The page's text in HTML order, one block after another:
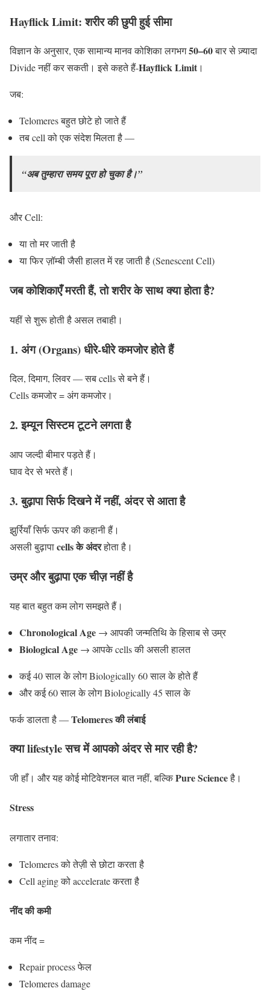
Hayflick Limit: शरीर की छुपी हुई सीमा
विज्ञान के अनुसार, एक सामान्य मानव कोशिका लगभग50–60बार से ज़्यादा
Divide नहीं कर सकती। इसे कहते हैं-Hayflick Limit ।
जब:
Telomeres बहुत छोटे हो जाते हैं
तब cell को एक संदेश मिलता है —
“अब तुम्हारा समय पूरा हो चुका है।”
और Cell:
या तो मर जाती है
या फिर ज़ॉम्बी जैसी हालत में रह जाती है (Senescent Cell)
जब कोशिकाएँ मरती हैं, तो शरीर के साथ क्या होता है?
यहीं से शुरू होती है असल तबाही।
1. अंग (Organs) धीरे-धीरे कमजोर होते हैं
दिल, दिमाग, लिवर — सब cells से बने हैं।
Cells कमजोर = अंग कमजोर।
2. इम्यून सिस्टम टूटने लगता है
आप जल्दी बीमार पड़ते हैं।
घाव देर से भरते हैं।
3. बुढ़ापा सिर्फ दिखने में नहीं, अंदर से आता है
झुर्रियाँ सिर्फ ऊपर की कहानी हैं।
असली बुढ़ापाcells के अंदरहोता है।
उम्र और बुढ़ापा एक चीज़ नहीं है
यह बात बहुत कम लोग समझते हैं।
Chronological Age → आपकी जन्मतिथि के हिसाब से उम्र
Biological Age → आपके cells की असली हालत
कई 40 साल के लोग Biologically 60 साल के होते हैं
और कई 60 साल के लोग Biologically 45 साल के
फर्क डालता है —Telomeres की लंबाई
क्या lifestyle सच में आपको अंदर से मार रही है?
जी हाँ। और यह कोई मोटिवेशनल बात नहीं, बल्किPure Scienceहै।
Stress
लगातार तनाव:
Telomeres को तेज़ी से छोटा करता है
Cell aging को accelerate करता है
नींद की कमी
कम नींद =
Repair process फेल
Telomeres damage